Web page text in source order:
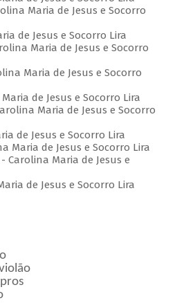
Maria de Jesus e Socorro
de Jesus e Socorro Lira
Maria de Jesus e Socorro
Maria de Jesus e Socorro
de Jesus e Socorro Lira
Maria de Jesus e Socorro
de Jesus e Socorro Lira
Maria de Jesus e Socorro Lira
Carolina Maria de Jesus e
de Jesus e Socorro Lira